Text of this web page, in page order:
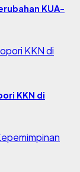
KUA-
KKN di